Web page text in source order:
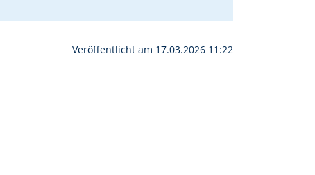
Veröffentlicht am 17.03.2026 11:22